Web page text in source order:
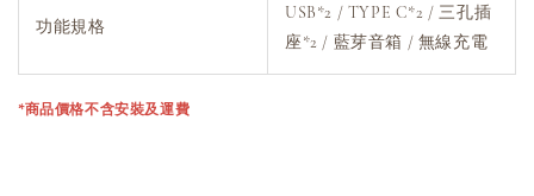
功能規格
USB*2 / TYPE C*2 / 三孔插
座*2 / 藍芽音箱 / 無線充電
*商品價格不含安裝及運費